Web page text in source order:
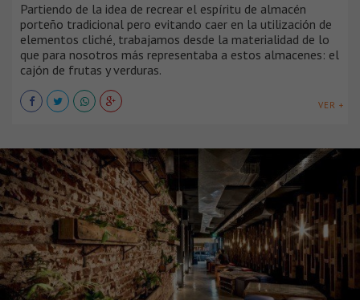
Partiendo de la idea de recrear el espíritu de almacén
porteño tradicional pero evitando caer en la utilización de
elementos cliché, trabajamos desde la materialidad de lo
que para nosotros más representaba a estos almacenes: el
cajón de frutas y verduras.
VER +